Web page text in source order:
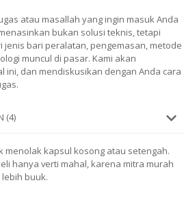
atau masallah yang ingin masuk Anda
bukan solusi teknis, tetapi
jenis bari peralatan, pengemasan, metode
muncul di pasar. Kami akan
ini, dan mendiskusikan dengan Anda cara
(4)
menolak kapsul kosong atau setengah.
hanya verti mahal, karena mitra murah
buuk.